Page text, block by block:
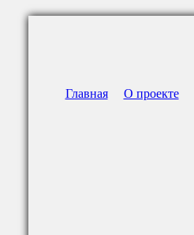
Главная О проекте